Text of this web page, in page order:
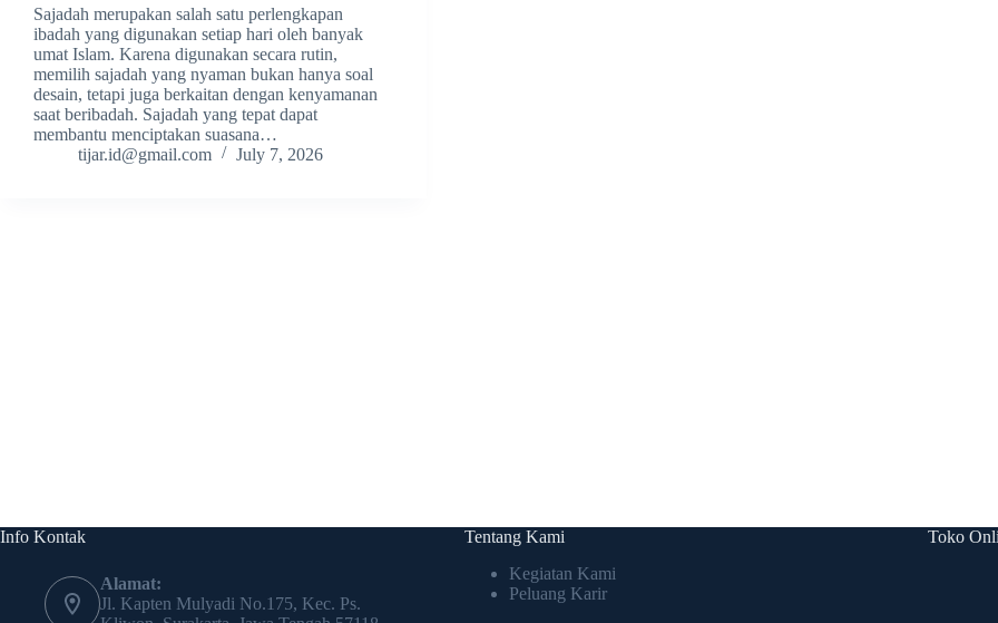
Sajadah merupakan salah satu perlengkapan
ibadah yang digunakan setiap hari oleh banyak
umat Islam. Karena digunakan secara rutin,
memilih sajadah yang nyaman bukan hanya soal
desain, tetapi juga berkaitan dengan kenyamanan
saat beribadah. Sajadah yang tepat dapat
membantu menciptakan suasana…
tijar.id@gmail.com
July 7, 2026
Info Kontak
Alamat:
Jl. Kapten Mulyadi No.175, Kec. Ps.
Tentang Kami
Kegiatan Kami
Peluang Karir
Toko